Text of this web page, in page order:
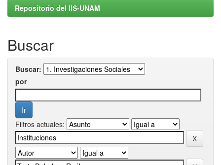
Repositorio del IIS-UNAM
Buscar
Buscar:
por
Filtros actuales: